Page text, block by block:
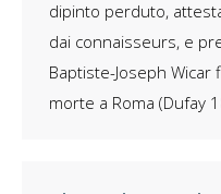
dipinto perduto,
dai connaisseurs, e
Baptiste-Joseph
morte a Roma (Dufay